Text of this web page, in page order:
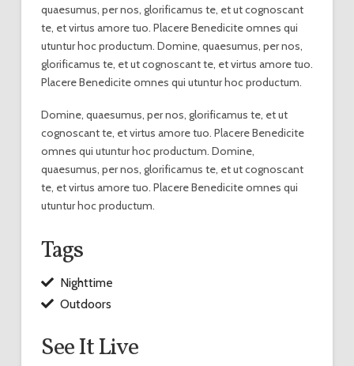
quaesumus, per nos, glorificamus te, et ut cognoscant
te, et virtus amore tuo. Placere Benedicite omnes qui
utuntur hoc productum. Domine, quaesumus, per nos,
glorificamus te, et ut cognoscant te, et virtus amore tuo.
Placere Benedicite omnes qui utuntur hoc productum.
Domine, quaesumus, per nos, glorificamus te, et ut
cognoscant te, et virtus amore tuo. Placere Benedicite
omnes qui utuntur hoc productum. Domine,
quaesumus, per nos, glorificamus te, et ut cognoscant
te, et virtus amore tuo. Placere Benedicite omnes qui
utuntur hoc productum.
Tags
Nighttime
Outdoors
See It Live